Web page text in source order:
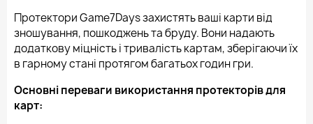
Протектори Game7Days захистять ваші карти від
зношування, пошкоджень та бруду. Вони надають
додаткову міцність і тривалість картам, зберігаючи їх
в гарному стані протягом багатьох годин гри.
Основні переваги використання протекторів для
карт: